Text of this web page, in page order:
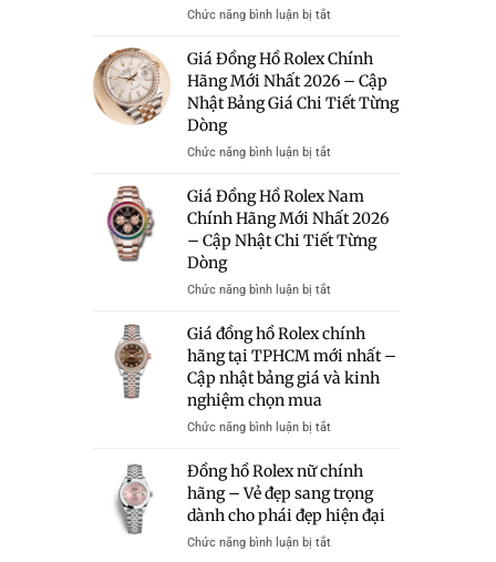
Rolex
Sở
Hữu
2026
–
Bảng
Kinh
Chọn
Mua
Chức năng bình luận bị tắtở
Hồ
Giá
50
Gợi
Ý
Những
Chính
Trong
Tầm
Giá
Giá Đồng Hồ Rolex Chính
Hãng Mới Nhất 2026 – Cập
Nhật Bảng Giá Chi Tiết Từng
Dòng
Chức năng bình luận bị tắtở
Đồng
Hồ
Rolex
Chính
–
Cập
Nhật
Chi
Từng
Dòng
Giá Đồng Hồ Rolex Nam
Chính Hãng Mới Nhất 2026
– Cập Nhật Chi Tiết Từng
Dòng
Chức năng bình luận bị tắtở
Đồng
Hồ
Rolex
Nam
2026
–
Cập
Giá đồng hồ Rolex chính
hãng tại TPHCM mới nhất –
Cập nhật bảng giá và kinh
nghiệm chọn mua
Chức năng bình luận bị tắtở
đồng
Rolex
chính
hãng
Đồng hồ Rolex nữ chính
hãng – Vẻ đẹp sang trọng
dành cho phái đẹp hiện đại
Chức năng bình luận bị tắtở